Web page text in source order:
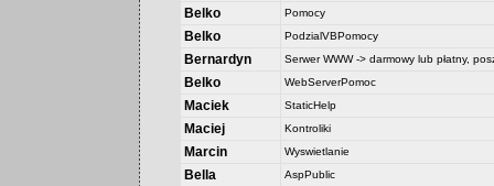
Belko Pomocy
Belko PodzialVBPomocy
Bernardyn Serwer WWW -> darmowy lub płatny,
Belko WebServerPomoc
Maciek StaticHelp
Maciej Kontroliki
Marcin Wyswietlanie
Bella AspPublic